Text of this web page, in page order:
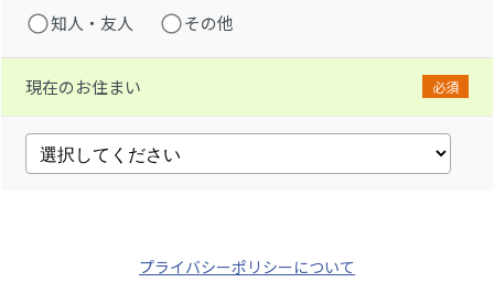
知人・友人
その他
現在のお住まい 必須
プライバシーポリシーについて